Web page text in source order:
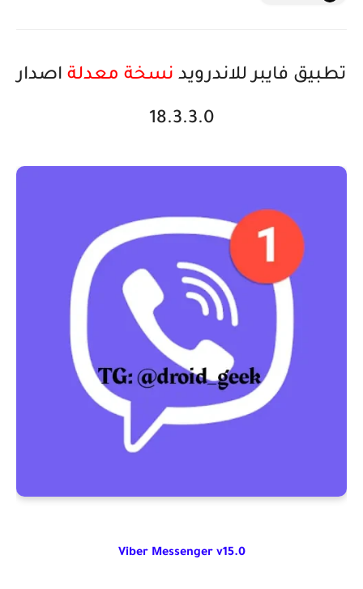
تطبيق فايبر للاندرويد نسخة معدلة اصدار
18.3.3.0
Viber Messenger v15.0